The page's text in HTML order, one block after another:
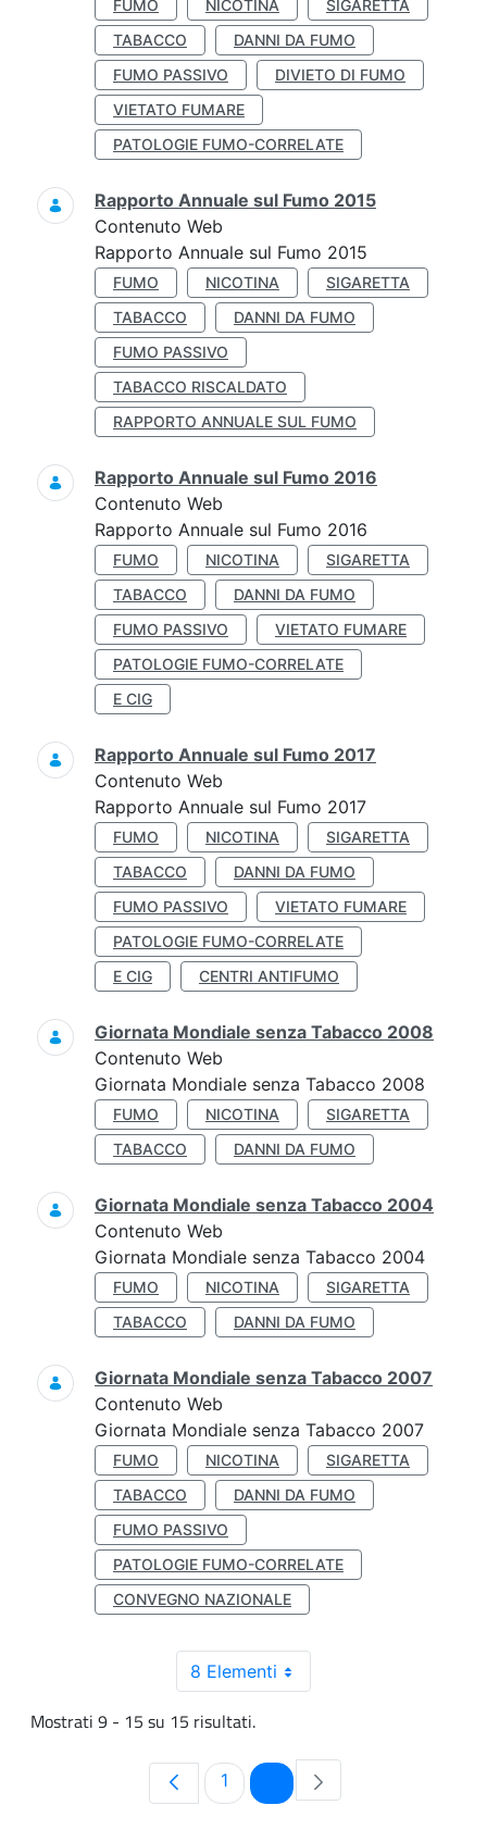
FUMO NICOTINA
SIGARETTA
TABACCO
DANNI DA FUMO
FUMO PASSIVO
DIVIETO DI FUMO
VIETATO FUMARE
PATOLOGIE FUMO-CORRELATE
Rapporto Annuale sul Fumo 2015
Contenuto Web
Rapporto Annuale sul Fumo 2015
FUMO NICOTINA
SIGARETTA
TABACCO
DANNI DA FUMO
FUMO PASSIVO
TABACCO RISCALDATO
RAPPORTO ANNUALE SUL FUMO
Rapporto Annuale sul Fumo 2016
Contenuto Web
Rapporto Annuale sul Fumo 2016
FUMO NICOTINA
SIGARETTA
TABACCO
DANNI DA FUMO
FUMO PASSIVO
VIETATO FUMARE
PATOLOGIE FUMO-CORRELATE
E CIG
Rapporto Annuale sul Fumo 2017
Contenuto Web
Rapporto Annuale sul Fumo 2017
FUMO NICOTINA
SIGARETTA
TABACCO
DANNI DA FUMO
FUMO PASSIVO
VIETATO FUMARE
PATOLOGIE FUMO-CORRELATE
E CIG
CENTRI ANTIFUMO
Giornata Mondiale senza Tabacco 2008
Contenuto Web
Giornata Mondiale senza Tabacco 2008
FUMO NICOTINA
SIGARETTA
TABACCO
DANNI DA FUMO
Giornata Mondiale senza Tabacco 2004
Contenuto Web
Giornata Mondiale senza Tabacco 2004
FUMO NICOTINA
SIGARETTA
TABACCO
DANNI DA FUMO
Giornata Mondiale senza Tabacco 2007
Contenuto Web
Giornata Mondiale senza Tabacco 2007
FUMO NICOTINA
SIGARETTA
TABACCO
DANNI DA FUMO
FUMO PASSIVO
PATOLOGIE FUMO-CORRELATE
CONVEGNO NAZIONALE
8 Elementi
Mostrati 9 - 15 su 15 risultati.
Pagina
1 Pagina